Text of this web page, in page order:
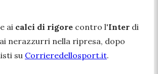
ai calci di rigore contro l'Inter di
nerazzurri nella ripresa, dopo
su Corrieredellosport.it.